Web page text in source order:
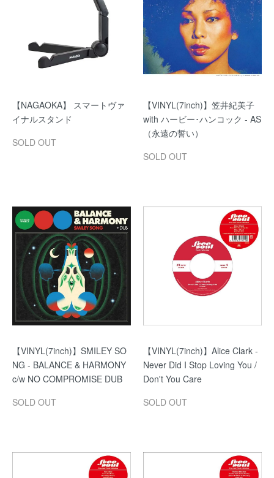
【NAGAOKA】 スマートヴァ
イナルスタンド
SOLD OUT
【VINYL(7inch)】笠井紀美子
with ハービー･ハンコック - AS
（永遠の誓い）
SOLD OUT
【VINYL(7inch)】SMILEY SO
NG - BALANCE & HARMONY
c/w NO COMPROMISE DUB
SOLD OUT
【VINYL(7inch)】Alice Clark -
Never Did I Stop Loving You /
Don't You Care
SOLD OUT